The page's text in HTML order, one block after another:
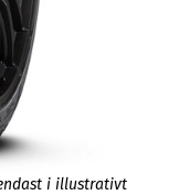
i illustrativt